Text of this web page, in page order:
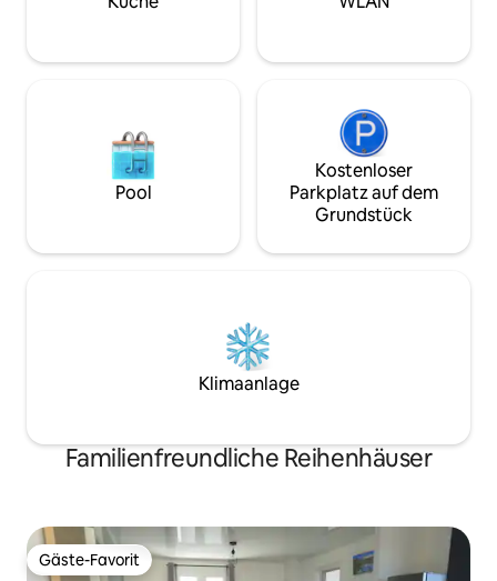
Pool
Kostenloser
Parkplatz auf dem
Grundstück
Klimaanlage
Familienfreundliche Reihenhäuser
Gäste-Favorit
Gäste-Favorit